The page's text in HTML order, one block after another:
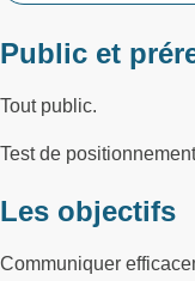
Public et
Tout public.
Test de
Les objectifs
Communiquer